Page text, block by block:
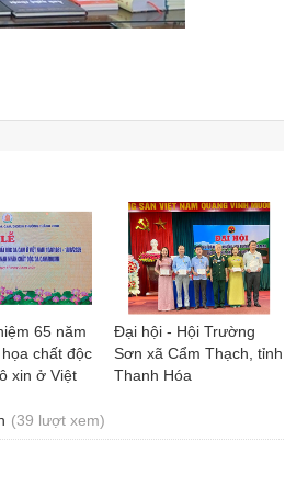
65 năm
chất độc
xin ở Việt
Đại hội - Hội Trường
Sơn xã Cẩm Thạch, tỉnh
Thanh Hóa
(39 lượt xem)